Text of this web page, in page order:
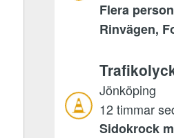
Flera
Rinvägen,
Jönköping
12 timmar
Sidokrock